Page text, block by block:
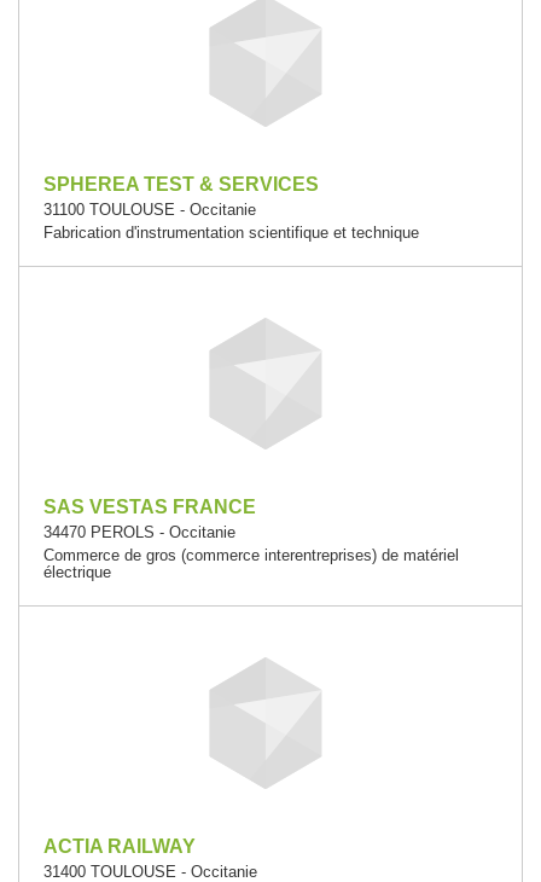
SPHEREA TEST & SERVICES
31100 TOULOUSE - Occitanie
Fabrication d'instrumentation scientifique et technique
SAS VESTAS FRANCE
34470 PEROLS - Occitanie
Commerce de gros (commerce interentreprises) de matériel
électrique
ACTIA RAILWAY
31400 TOULOUSE - Occitanie